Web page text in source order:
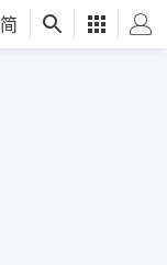
简